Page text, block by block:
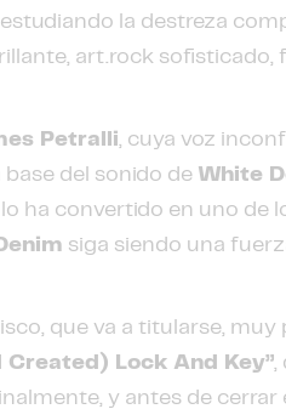
estudiando la destreza
art.rock sofisticado,
Petralli, cuya voz
del sonido de White
ha convertido en uno de
siga siendo una
que va a titularse, muy
Created) Lock And Key”,
y antes de cerrar